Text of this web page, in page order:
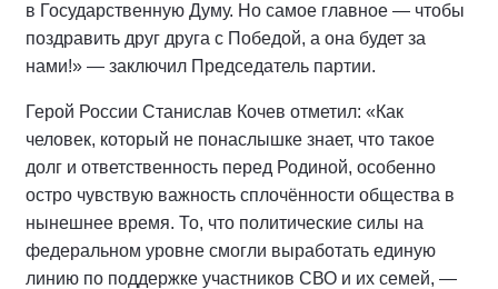
в Государственную Думу. Но самое главное — чтобы
поздравить друг друга с Победой, а она будет за
нами!» — заключил Председатель партии.
Герой России Станислав Кочев отметил: «Как
человек, который не понаслышке знает, что такое
долг и ответственность перед Родиной, особенно
остро чувствую важность сплочённости общества в
нынешнее время. То, что политические силы на
федеральном уровне смогли выработать единую
линию по поддержке участников СВО и их семей, —